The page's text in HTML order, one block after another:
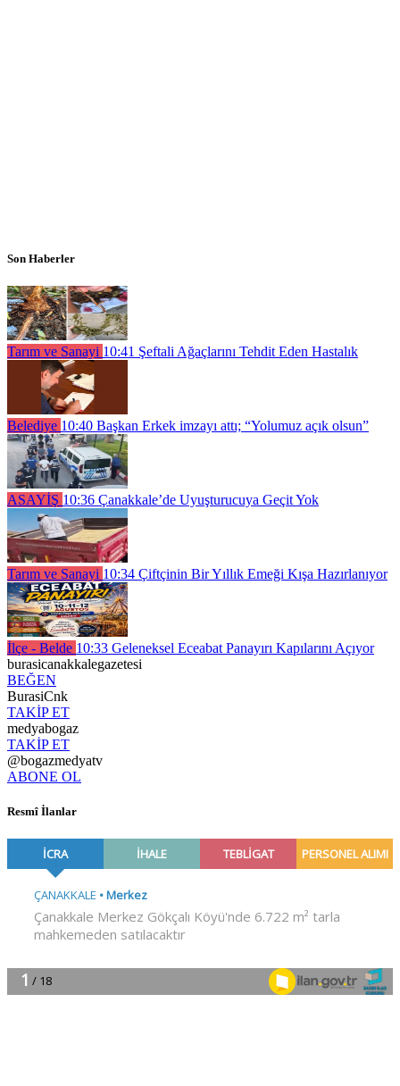
Son Haberler
Tarım ve Sanayi 10:41 Şeftali Ağaçlarını Tehdit Eden Hastalık
Belediye 10:40 Başkan Erkek imzayı attı; “Yolumuz açık olsun”
ASAYİŞ 10:36 Çanakkale’de Uyuşturucuya Geçit Yok
Tarım ve Sanayi 10:34 Çiftçinin Bir Yıllık Emeği Kışa Hazırlanıyor
İlçe - Belde 10:33 Geleneksel Eceabat Panayırı Kapılarını Açıyor
burasicanakkalegazetesi
BEĞEN
BurasiCnk
TAKİP ET
medyabogaz
TAKİP ET
@bogazmedyatv
ABONE OL
Resmî İlanlar